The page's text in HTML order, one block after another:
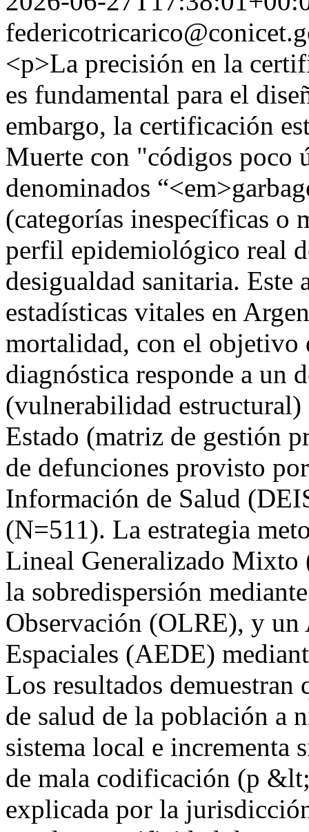
<p>La precisión en la
es fundamental para el
embargo, la certificación
Muerte con "códigos poco
denominados
(categorías inespecíficas
perfil epidemiológico real
desigualdad sanitaria.
estadísticas vitales en
mortalidad, con el objetivo
diagnóstica responde a un
(vulnerabilidad
Estado (matriz de gestión
de defunciones provisto
Información de Salud
(N=511). La estrategia
Lineal Generalizado
la sobredispersión
Observación (OLRE), y
Espaciales (AEDE)
Los resultados demuestran
de salud de la población a
sistema local e
de mala codificación (p
explicada por la